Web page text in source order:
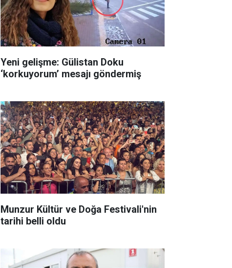
Yeni gelişme: Gülistan Doku
‘korkuyorum’ mesajı göndermiş
Munzur Kültür ve Doğa Festivali'nin
tarihi belli oldu